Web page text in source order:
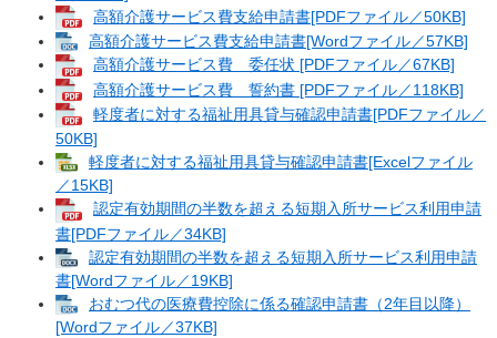
高額介護サービス費支給申請書[PDFファイル／50KB]
高額介護サービス費支給申請書[Wordファイル／57KB]
高額介護サービス費 委任状 [PDFファイル／67KB]
高額介護サービス費 誓約書 [PDFファイル／118KB]
軽度者に対する福祉用具貸与確認申請書[PDFファイル／
50KB]
軽度者に対する福祉用具貸与確認申請書[Excelファイル
／15KB]
認定有効期間の半数を超える短期入所サービス利用申請
書[PDFファイル／34KB]
認定有効期間の半数を超える短期入所サービス利用申請
書[Wordファイル／19KB]
おむつ代の医療費控除に係る確認申請書（2年目以降）
[Wordファイル／37KB]